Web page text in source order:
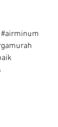
#airminum